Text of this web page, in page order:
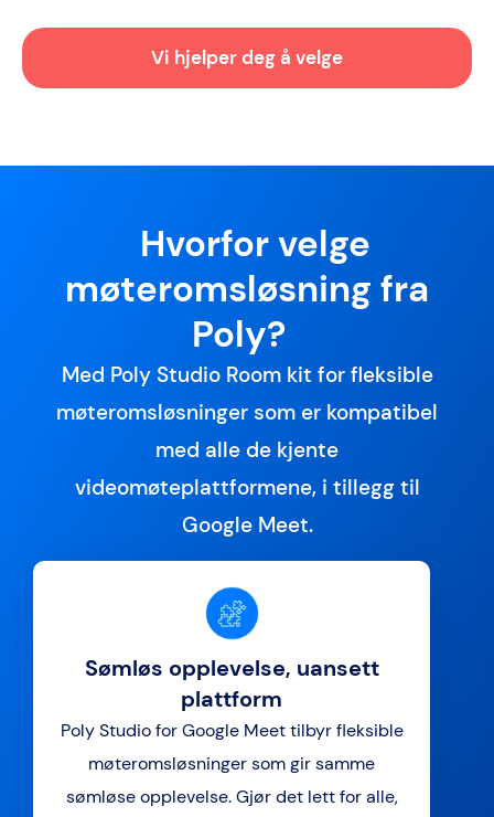
Med alt samlet i Studio X70 videobar og en
berøringsskjerm blir det enkelt og effektivt
for deg å starte videomøtene uansett.
Vi hjelper deg å velge
Hvorfor velge
møteromsløsning fra
Poly?
Med Poly Studio Room kit for fleksible
møteromsløsninger som er kompatibel
med alle de kjente
videomøteplattformene, i tillegg til
Google Meet.
Sømløs opplevelse, uansett
plattform
Poly Studio for Google Meet tilbyr fleksible
møteromsløsninger som gir samme
sømløse opplevelse. Gjør det lett for alle,